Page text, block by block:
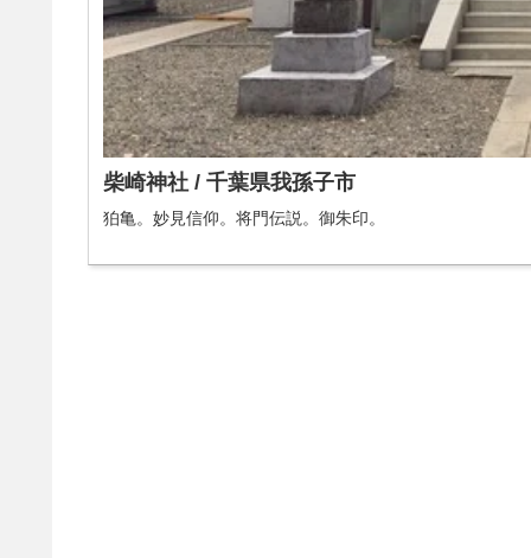
柴崎神社 / 千葉県我孫子市
狛亀。妙見信仰。将門伝説。御朱印。